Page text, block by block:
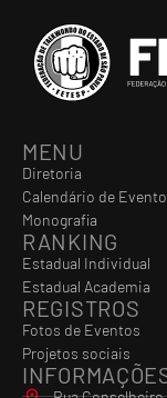
MENU
Diretoria
Calendário de
Monografia
RANKING
Estadual Individual
Estadual Academia
REGISTROS
Fotos de Eventos
Projetos sociais